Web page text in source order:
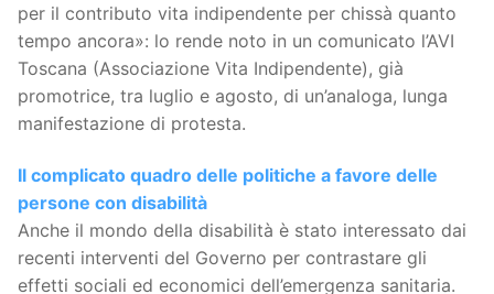
per il contributo vita indipendente per chissà quanto
tempo ancora»: lo rende noto in un comunicato l’AVI
Toscana (Associazione Vita Indipendente), già
promotrice, tra luglio e agosto, di un’analoga, lunga
manifestazione di protesta.
Il complicato quadro delle politiche a favore delle
persone con disabilità
Anche il mondo della disabilità è stato interessato dai
recenti interventi del Governo per contrastare gli
effetti sociali ed economici dell’emergenza sanitaria.